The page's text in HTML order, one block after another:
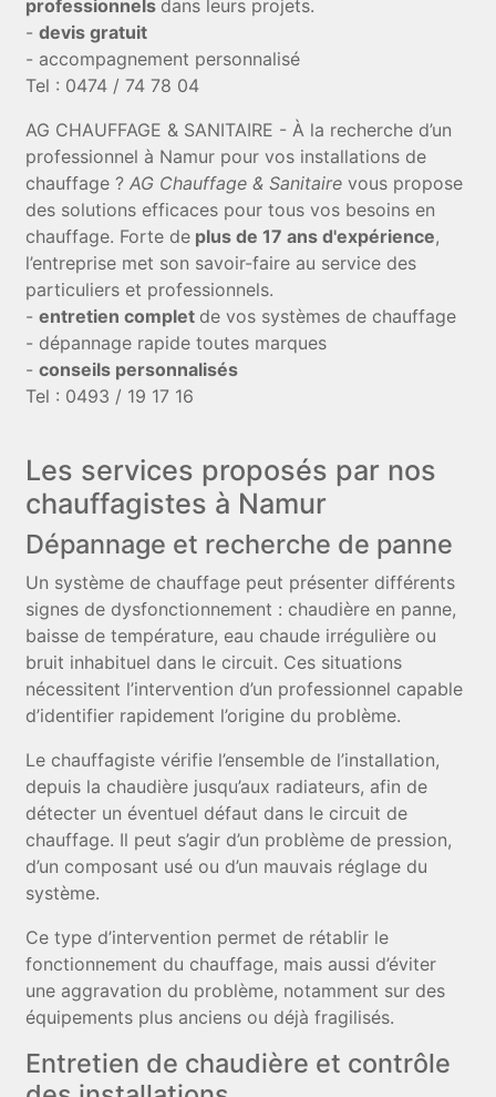
professionnels dans leurs projets.
-devis gratuit
- accompagnement personnalisé
Tel : 0474 / 74 78 04
AG CHAUFFAGE & SANITAIRE - À la recherche d’un
professionnel à Namur pour vos installations de
chauffage ?AG Chauffage & Sanitaire vous propose
des solutions efficaces pour tous vos besoins en
chauffage. Forte de plus de 17 ans d'expérience,
l’entreprise met son savoir-faire au service des
particuliers et professionnels.
-entretien complet de vos systèmes de chauffage
- dépannage rapide toutes marques
-conseils personnalisés
Tel : 0493 / 19 17 16
Les services proposés par nos
chauffagistes à Namur
Dépannage et recherche de panne
Un système de chauffage peut présenter différents
signes de dysfonctionnement : chaudière en panne,
baisse de température, eau chaude irrégulière ou
bruit inhabituel dans le circuit. Ces situations
nécessitent l’intervention d’un professionnel capable
d’identifier rapidement l’origine du problème.
Le chauffagiste vérifie l’ensemble de l’installation,
depuis la chaudière jusqu’aux radiateurs, afin de
détecter un éventuel défaut dans le circuit de
chauffage. Il peut s’agir d’un problème de pression,
d’un composant usé ou d’un mauvais réglage du
système.
Ce type d’intervention permet de rétablir le
fonctionnement du chauffage, mais aussi d’éviter
une aggravation du problème, notamment sur des
équipements plus anciens ou déjà fragilisés.
Entretien de chaudière et contrôle